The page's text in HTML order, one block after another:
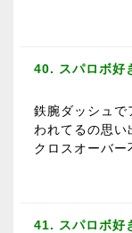
40. スパロボ好
鉄腕ダッシュで
われてるの思い
クロスオーバー
41. スパロボ好